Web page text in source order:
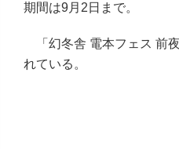
期間は9月2日まで。
「幻冬舎 電本フェス 前
れている。